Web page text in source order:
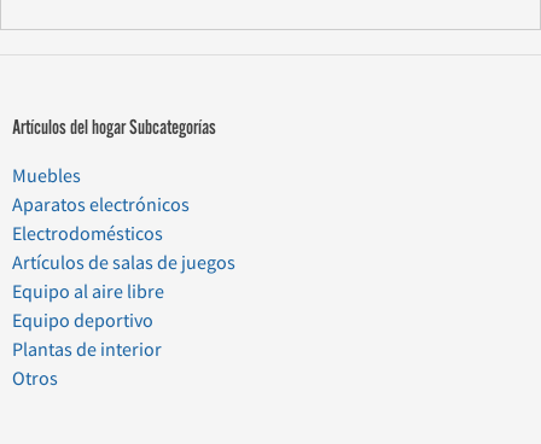
Artículos del hogar Subcategorías
Muebles
Aparatos electrónicos
Electrodomésticos
Artículos de salas de juegos
Equipo al aire libre
Equipo deportivo
Plantas de interior
Otros